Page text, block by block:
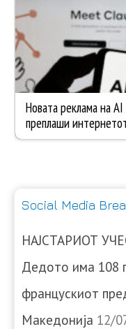
Social Media
НАЈСТАРИОТ
Дедото има 108
францускиот
Македонија 12/